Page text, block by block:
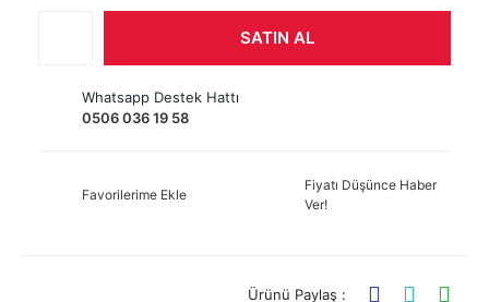
SATIN AL
Whatsapp Destek Hattı
0506 036 19 58
Favorilerime Ekle
Fiyatı Düşünce Haber
Ver!
Ürünü Paylaş :